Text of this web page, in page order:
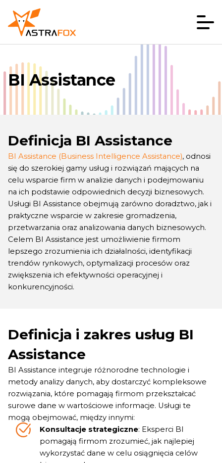
BI Assistance
Definicja BI Assistance
BI Assistance (Business Intelligence Assistance), odnosi
się do szerokiej gamy usług i rozwiązań mających na
celu wsparcie firm w analizie danych i podejmowaniu
na ich podstawie odpowiednich decyzji biznesowych.
Usługi BI Assistance obejmują zarówno doradztwo, jak i
praktyczne wsparcie w zakresie gromadzenia,
przetwarzania oraz analizowania danych biznesowych.
Celem BI Assistance jest umożliwienie firmom
lepszego zrozumienia ich działalności, identyfikacji
trendów rynkowych, optymalizacji procesów oraz
zwiększenia ich efektywności operacyjnej i
konkurencyjności.
Definicja i zakres usług BI
Assistance
BI Assistance integruje różnorodne technologie i
metody analizy danych, aby dostarczyć kompleksowe
rozwiązania, które pomagają firmom przekształcać
surowe dane w wartościowe informacje. Usługi te
mogą obejmować, między innymi:
Konsultacje strategiczne: Eksperci BI
pomagają firmom zrozumieć, jak najlepiej
wykorzystać dane w celu osiągnięcia celów